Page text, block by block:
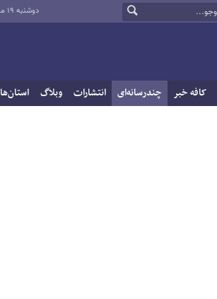
دوشنبه ۱۹ مرداد ۱۴۰۵
کافه خبر چندرسانه‌ای انتشارات وبلاگ استان‌ها